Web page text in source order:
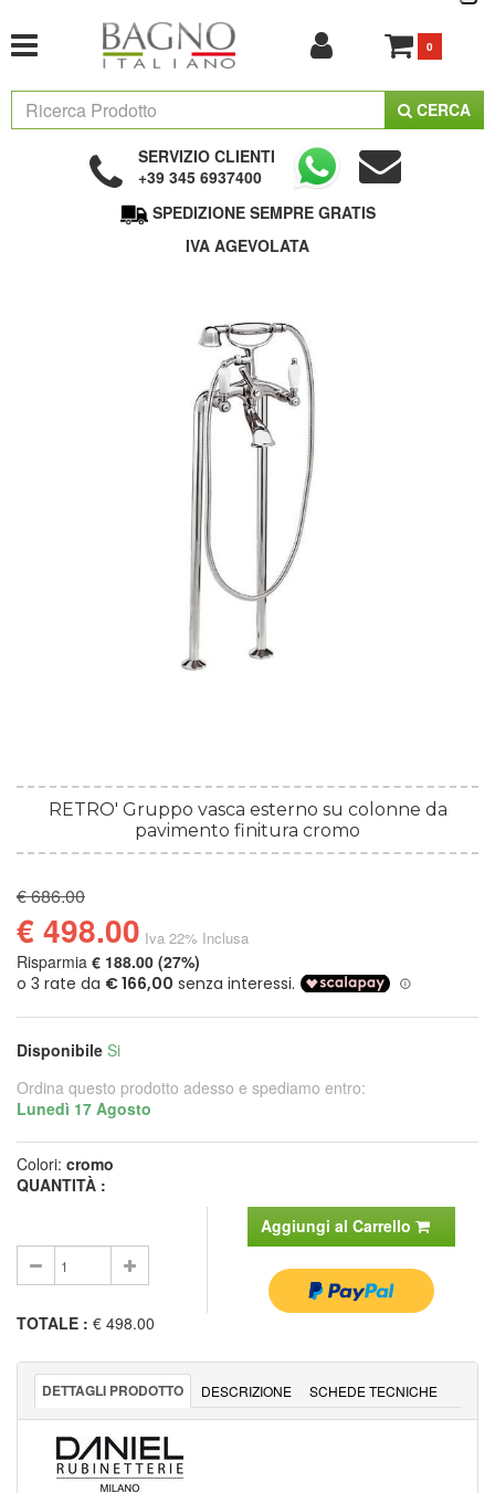
0
CERCA
SERVIZIO CLIENTI
+39 345 6937400
SPEDIZIONE SEMPRE GRATIS
IVA AGEVOLATA
RETRO' Gruppo vasca esterno su colonne da
pavimento finitura cromo
€ 686.00
€ 498.00 Iva 22% Inclusa
Risparmia € 188.00 (27%)
Disponibile Si
Ordina questo prodotto adesso e spediamo entro:
Lunedì 17 Agosto
Colori: cromo
QUANTITÀ :
Aggiungi al Carrello
TOTALE : € 498.00
DETTAGLI PRODOTTO DESCRIZIONE SCHEDE TECNICHE